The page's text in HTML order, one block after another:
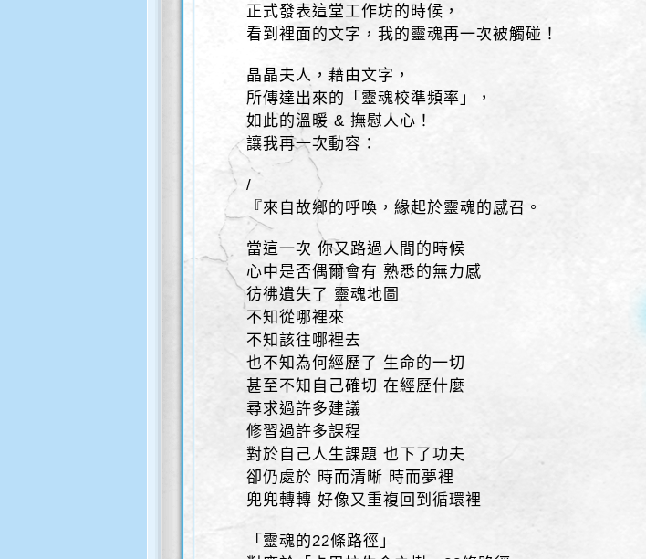
正式發表這堂工作坊的時候，
看到裡面的文字，我的靈魂再一次被觸碰！
晶晶夫人，藉由文字，
所傳達出來的「靈魂校準頻率」，
如此的溫暖 & 撫慰人心！
讓我再一次動容：
/
『來自故鄉的呼喚，緣起於靈魂的感召。
當這一次 你又路過人間的時候
心中是否偶爾會有 熟悉的無力感
彷彿遺失了 靈魂地圖
不知從哪裡來
不知該往哪裡去
也不知為何經歷了 生命的一切
甚至不知自己確切 在經歷什麼
尋求過許多建議
修習過許多課程
對於自己人生課題 也下了功夫
卻仍處於 時而清晰 時而夢裡
兜兜轉轉 好像又重複回到循環裡
「靈魂的22條路徑」